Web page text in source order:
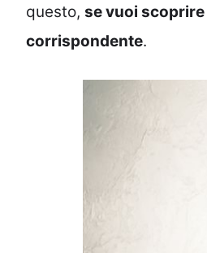
questo, se vuoi
corrispondente.